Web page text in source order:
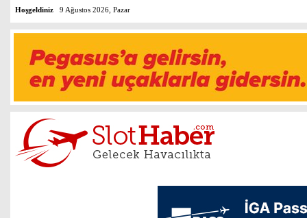
Hoşgeldiniz 9 Ağustos 2026, Pazar